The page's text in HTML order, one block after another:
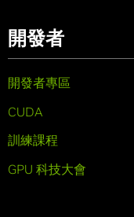
開發者
開發者專區
CUDA
訓練課程
GPU 科技大會